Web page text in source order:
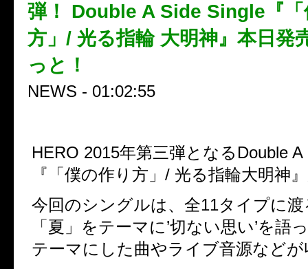
弾！ Double A Side Single『「
方」/ 光る指輪 大明神』本日発
っと！
NEWS - 01:02:55
HERO 2015年第三弾となるDouble A
『「僕の作り方」/ 光る指輪大明神
今回のシングルは、全11タイプに
「夏」をテーマに’切ない思い’を語
テーマにした曲やライブ音源などが